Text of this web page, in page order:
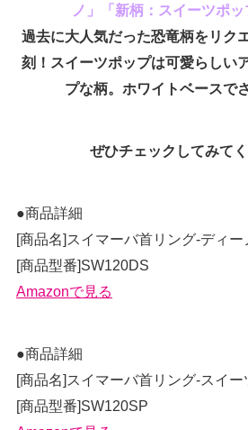
ノ」「新柄：スイーツポッ
過去に大人気だった恐竜柄をリク
刻！スイーツポップは可愛らしい
プな柄。ホワイトベースで
ぜひチェックしてみて
●商品詳細
[商品名]スイマーバ首リング-ディー
[商品型番]SW120DS
Amazonで見る
●商品詳細
[商品名]スイマーバ首リング-スイー
[商品型番]SW120SP